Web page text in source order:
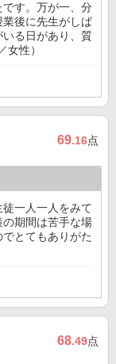
す。万が一、分
後に先生がしば
る日があり、質
性）
69.16点
一人一人をみて
期間は苦手な場
とてもありがた
68.49点